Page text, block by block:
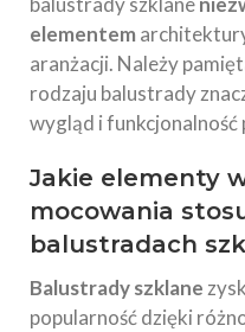
elementem
aranżacji. Należy
rodzaju balustrady
wygląd i funkcjonalność
Jakie elementy
mocowania
balustradach
Balustrady szklane
popularność dzięki